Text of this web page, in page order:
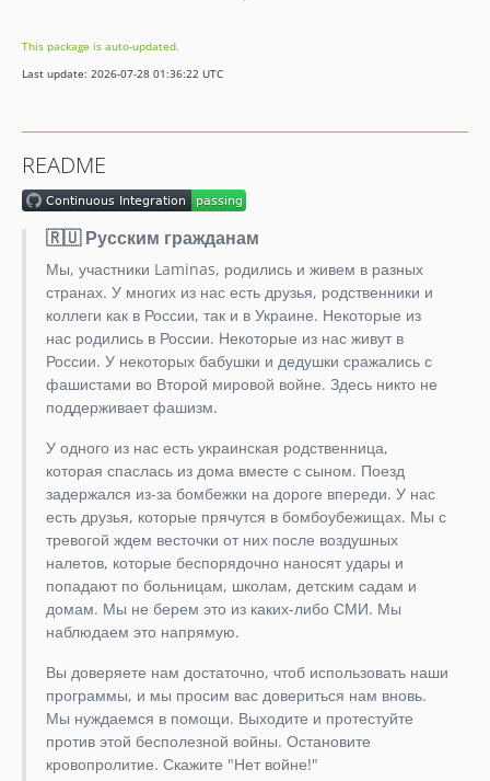
1.10.0
1.9.x-dev
1.8.2
1.8.1
1.8.0p1
1.7.0p1
1.7.0
1.6.0p1
1.6.0
1.5.13p1
1.5.12p1
1.5.11p1
1.5.11
1.5.10p1
1.5.10
1.5.9p1
1.5.8p1
1.5.8
1.5.7p1
1.5.7
This package is auto-updated.
Last update: 2026-07-28 01:36:22 UTC
README
🇷🇺 Русским гражданам
Мы, участники Laminas, родились и живем в разных
странах. У многих из нас есть друзья, родственники и
коллеги как в России, так и в Украине. Некоторые из
нас родились в России. Некоторые из нас живут в
России. У некоторых бабушки и дедушки сражались с
фашистами во Второй мировой войне. Здесь никто не
поддерживает фашизм.
У одного из нас есть украинская родственница,
которая спаслась из дома вместе с сыном. Поезд
задержался из-за бомбежки на дороге впереди. У нас
есть друзья, которые прячутся в бомбоубежищах. Мы с
тревогой ждем весточки от них после воздушных
налетов, которые беспорядочно наносят удары и
попадают по больницам, школам, детским садам и
домам. Мы не берем это из каких-либо СМИ. Мы
наблюдаем это напрямую.
Вы доверяете нам достаточно, чтоб использовать наши
программы, и мы просим вас довериться нам вновь.
Мы нуждаемся в помощи. Выходите и протестуйте
против этой бесполезной войны. Остановите
кровопролитие. Скажите "Нет войне!"